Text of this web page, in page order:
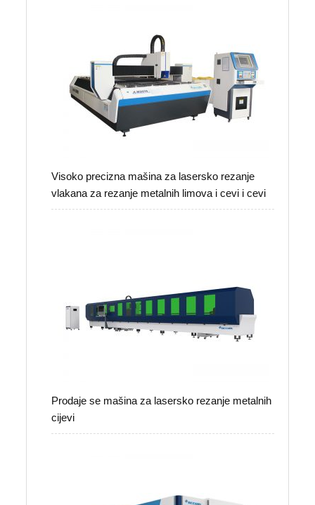
Visoko precizna mašina za lasersko rezanje
vlakana za rezanje metalnih limova i cevi i cevi
Prodaje se mašina za lasersko rezanje metalnih
cijevi